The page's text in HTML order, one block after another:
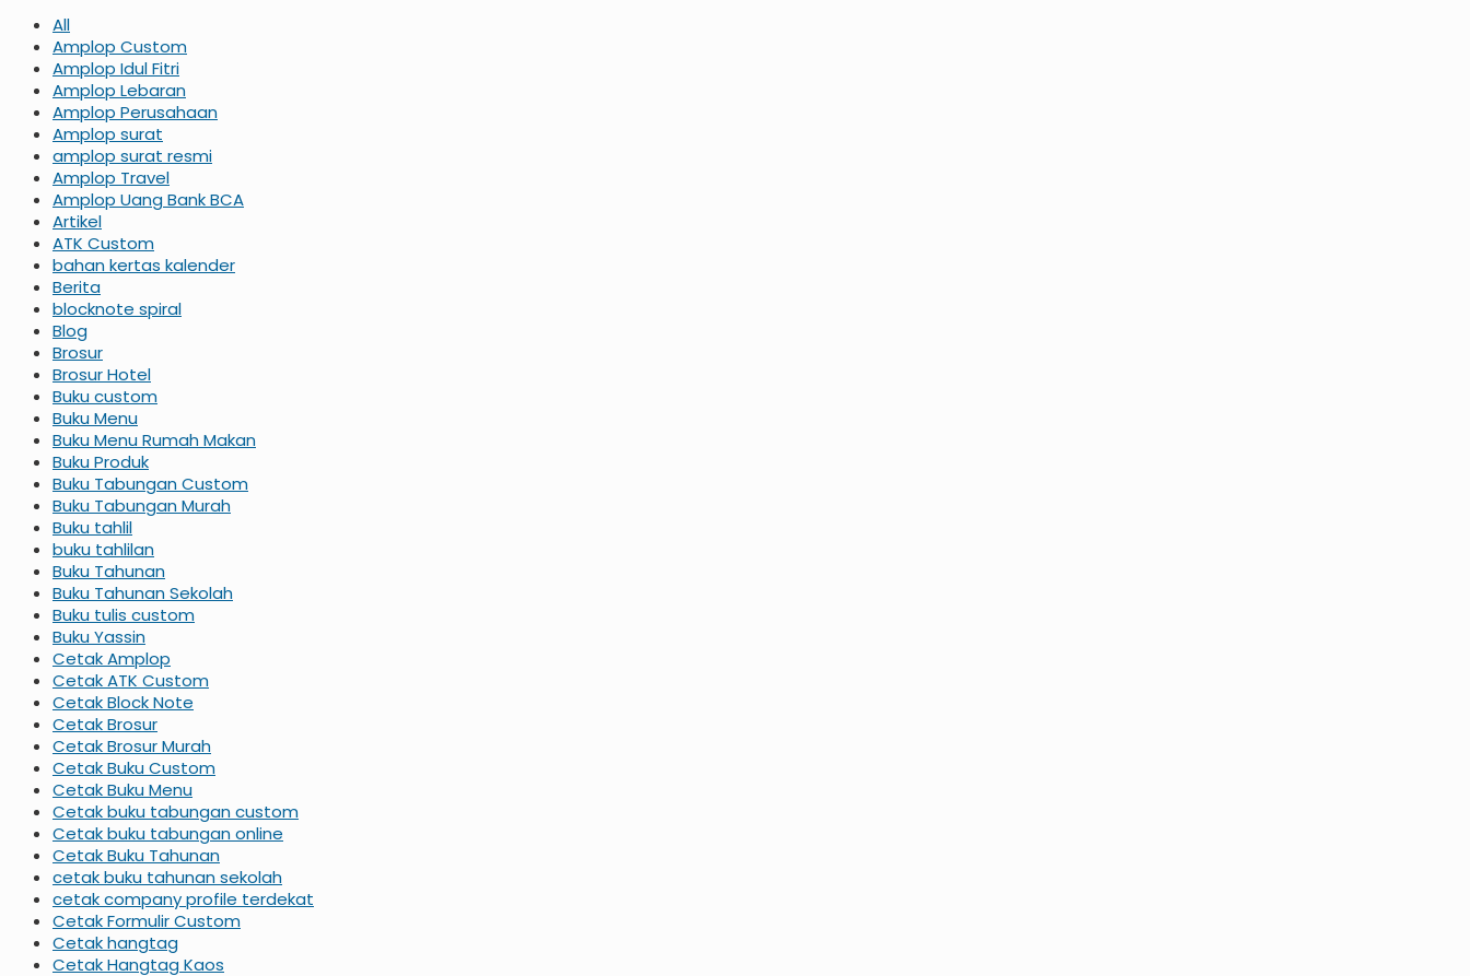
All
Amplop Custom
Amplop Idul Fitri
Amplop Lebaran
Amplop Perusahaan
Amplop surat
amplop surat resmi
Amplop Travel
Amplop Uang Bank BCA
Artikel
ATK Custom
bahan kertas kalender
Berita
blocknote spiral
Blog
Brosur
Brosur Hotel
Buku custom
Buku Menu
Buku Menu Rumah Makan
Buku Produk
Buku Tabungan Custom
Buku Tabungan Murah
Buku tahlil
buku tahlilan
Buku Tahunan
Buku Tahunan Sekolah
Buku tulis custom
Buku Yassin
Cetak Amplop
Cetak ATK Custom
Cetak Block Note
Cetak Brosur
Cetak Brosur Murah
Cetak Buku Custom
Cetak Buku Menu
Cetak buku tabungan custom
Cetak buku tabungan online
Cetak Buku Tahunan
cetak buku tahunan sekolah
cetak company profile terdekat
Cetak Formulir Custom
Cetak hangtag
Cetak Hangtag Kaos